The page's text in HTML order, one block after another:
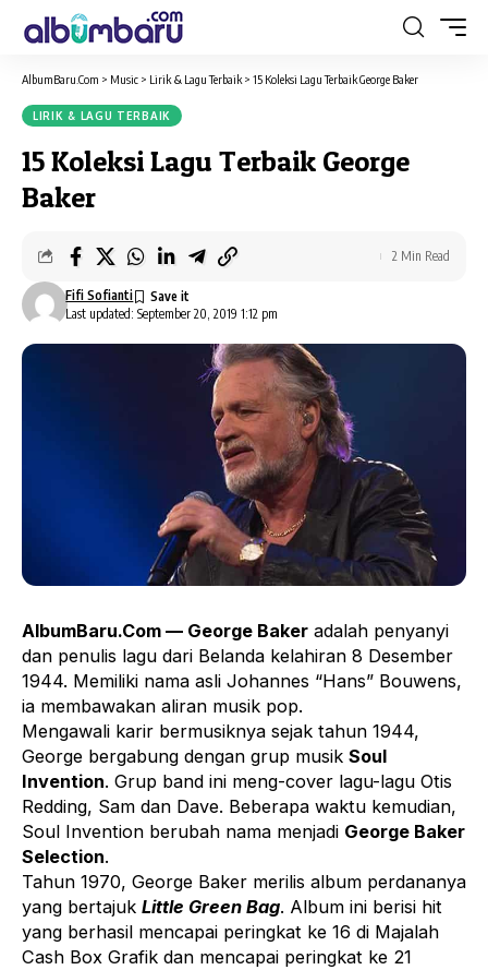
AlbumBaru.Com > Music > Lirik & Lagu Terbaik > 15 Koleksi Lagu Terbaik George Baker
LIRIK & LAGU TERBAIK
15 Koleksi Lagu Terbaik George
Baker
Last updated: September 20, 2019 1:12 pm
Fifi Sofianti
2 Min Read
AlbumBaru.Com — George Baker adalah penyanyi
dan penulis lagu dari Belanda kelahiran 8 Desember
1944. Memiliki nama asli Johannes “Hans” Bouwens,
ia membawakan aliran musik pop.
Mengawali karir bermusiknya sejak tahun 1944,
George bergabung dengan grup musik Soul
Invention. Grup band ini meng-cover lagu-lagu Otis
Redding, Sam dan Dave. Beberapa waktu kemudian,
Soul Invention berubah nama menjadi George Baker
Selection.
Tahun 1970, George Baker merilis album perdananya
yang bertajuk Little Green Bag. Album ini berisi hit
yang berhasil mencapai peringkat ke 16 di Majalah
Cash Box Grafik dan mencapai peringkat ke 21